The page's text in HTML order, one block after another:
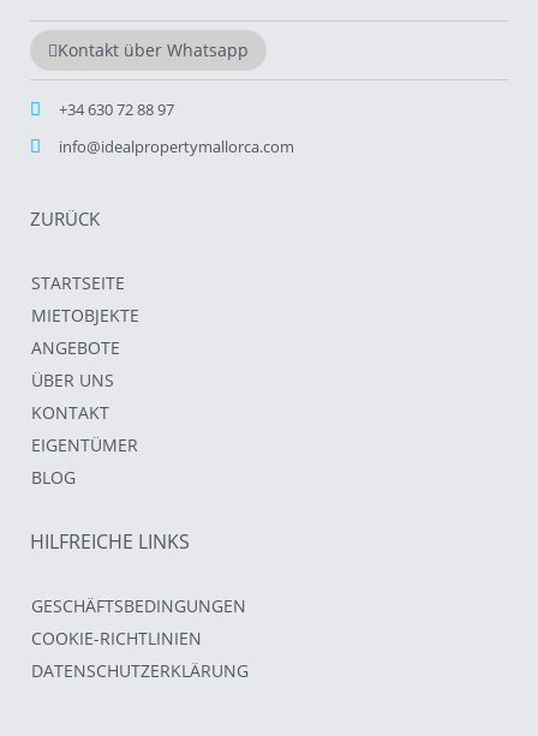
Kontakt über Whatsapp
+34 630 72 88 97
info@idealpropertymallorca.com
ZURÜCK
STARTSEITE
MIETOBJEKTE
ANGEBOTE
ÜBER UNS
KONTAKT
EIGENTÜMER
BLOG
HILFREICHE LINKS
GESCHÄFTSBEDINGUNGEN
COOKIE-RICHTLINIEN
DATENSCHUTZERKLÄRUNG